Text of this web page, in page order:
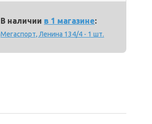
В наличии в 1 магазине:
Мегаспорт, Ленина 134/4 - 1 шт.